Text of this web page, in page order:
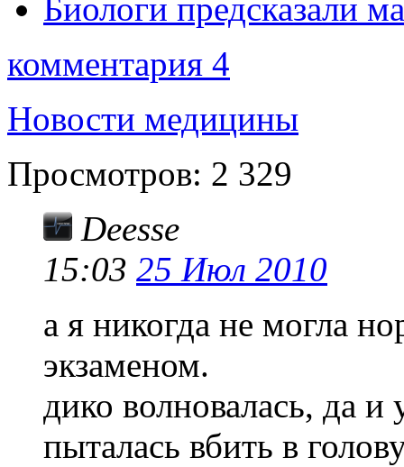
Биологи предсказали
комментария 4
Новости медицины
Просмотров: 2 329
Deesse
15:03 25 Июл 2010
а я никогда не могла
экзаменом.
дико волновалась, да
пыталась вбить в